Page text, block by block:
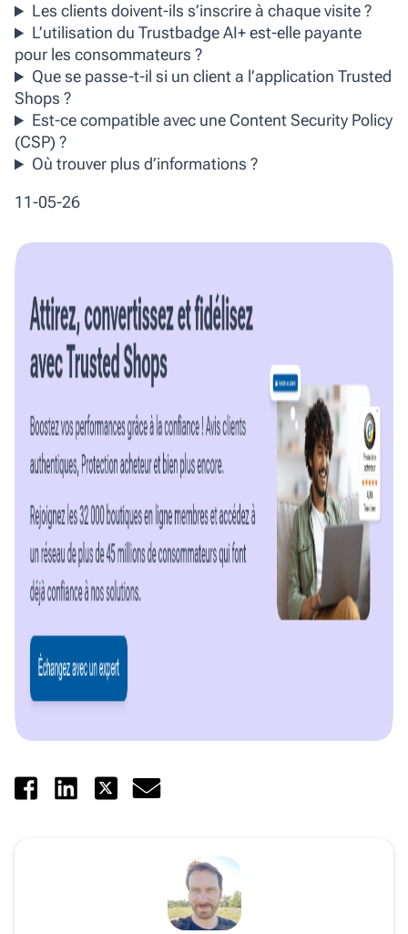
Les clients doivent-ils s’inscrire à chaque visite ?
L’utilisation du Trustbadge AI+ est-elle payante
pour les consommateurs ?
Que se passe-t-il si un client a l’application Trusted
Shops ?
Est-ce compatible avec une Content Security Policy
(CSP) ?
Où trouver plus d’informations ?
11-05-26